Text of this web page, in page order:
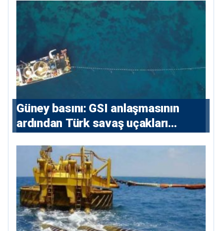
konutlara 36 ay
Güney basını: ⁠GSI anlaşmasının
ardından Türk savaş uçakları